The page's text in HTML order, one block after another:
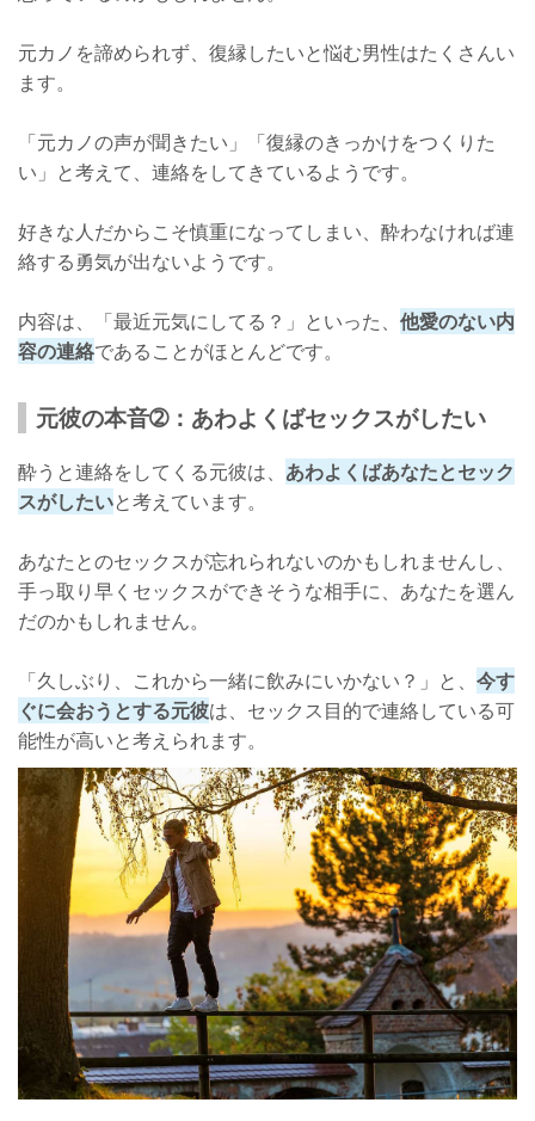
元カノを諦められず、復縁したいと悩む男性はたくさんい
ます。
「元カノの声が聞きたい」「復縁のきっかけをつくりた
い」と考えて、連絡をしてきているようです。
好きな人だからこそ慎重になってしまい、酔わなければ連
絡する勇気が出ないようです。
内容は、「最近元気にしてる？」といった、 他愛のない内
容の連絡であることがほとんどです。
元彼の本音➁：あわよくばセックスがしたい
酔うと連絡をしてくる元彼は、 あわよくばあなたとセック
スがしたいと考えています。
あなたとのセックスが忘れられないのかもしれませんし、
手っ取り早くセックスができそうな相手に、あなたを選ん
だのかもしれません。
「久しぶり、これから一緒に飲みにいかない？」と、 今す
ぐに会おうとする元彼は、セックス目的で連絡している可
能性が高いと考えられます。